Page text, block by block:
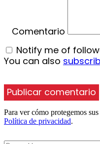
Comentario
Notify me of
You can also
Para ver cómo protegemos
Política de privacidad.